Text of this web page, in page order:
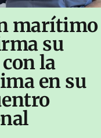
marítimo
su
la
en su